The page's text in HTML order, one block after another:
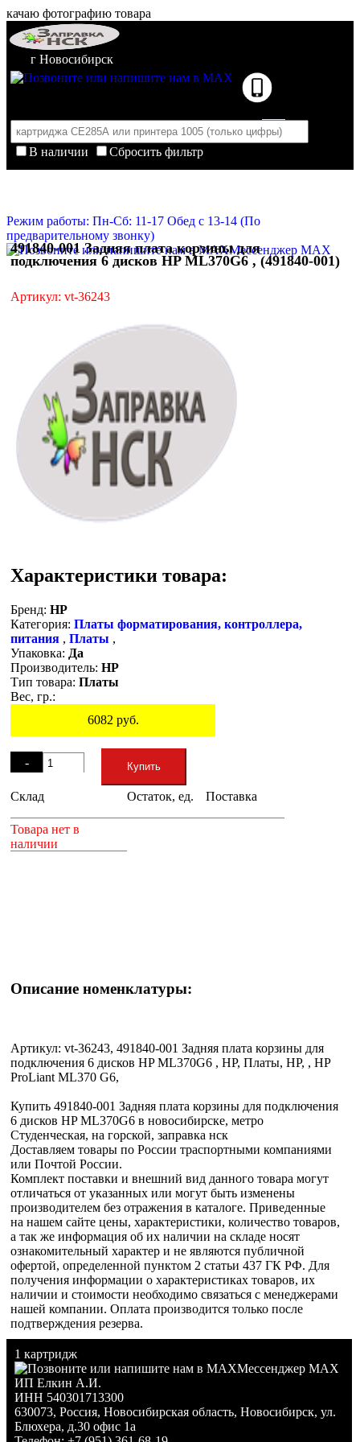
качаю фотографию товара
г Новосибирск
В наличии
Сбросить фильтр
Корзина пуста
Режим работы: Пн-Сб: 11-17 Обед с 13-14 (По
предварительному звонку)
Мессенджер MAX
491840-001 Задняя плата корзины для
подключения 6 дисков HP ML370G6 , (491840-001)
Артикул: vt-36243
Характеристики товара:
Бренд: HP
Категория: Платы форматирования, контроллера,
питания , Платы ,
Упаковка: Да
Производитель: HP
Тип товара: Платы
Вес, гр.:
6082 руб.
-
+
Купить
Склад Остаток, ед. Поставка
Товара нет в
наличии
Описание номенклатуры:
Артикул: vt-36243, 491840-001 Задняя плата корзины для
подключения 6 дисков HP ML370G6 , HP, Платы, HP, , HP
ProLiant ML370 G6,
Купить 491840-001 Задняя плата корзины для подключения
6 дисков HP ML370G6 в новосибирске, метро
Студенческая, на горской, заправка нск
Доставляем товары по России траспортными компаниями
или Почтой России.
Комплект поставки и внешний вид данного товара могут
отличаться от указанных или могут быть изменены
производителем без отражения в каталоге. Приведенные
на нашем сайте цены, характеристики, количество товаров,
а так же информация об их наличии на складе носят
ознакомительный характер и не являются публичной
офертой, определенной пунктом 2 статьи 437 ГК РФ. Для
получения информации о характеристиках товаров, их
наличии и стоимости необходимо связаться с менеджерами
нашей компании. Оплата производится только после
подтверждения резерва.
1 картридж
Мессенджер MAX
ИП Елкин А.И.
ИНН 540301713300
630073, Россия, Новосибирская область, Новосибирск, ул.
Блюхера, д.30 офис 1а